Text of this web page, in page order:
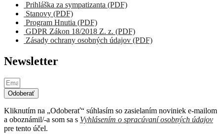
Prihláška za sympatizanta (PDF)
Stanovy (PDF)
Program Hnutia (PDF)
GDPR Zákon 18/2018 Z. z. (PDF)
Zásady ochrany osobných údajov (PDF)
Newsletter
Odoberať
Kliknutím na „Odoberať“ súhlasím so zasielaním noviniek e-mailom
a oboznámil/-a som sa s Vyhlásením o spracúvaní osobných údajov
pre tento účel.